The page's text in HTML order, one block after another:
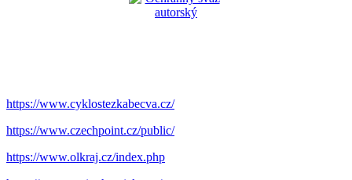
https://www.cyklostezkabecva.cz/
https://www.czechpoint.cz/public/
https://www.olkraj.cz/index.php